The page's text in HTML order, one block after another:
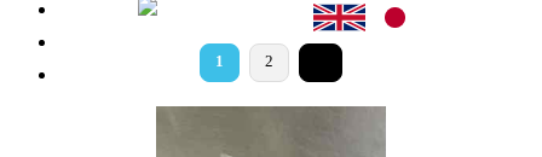
ログイン
アカウント登録
1 2